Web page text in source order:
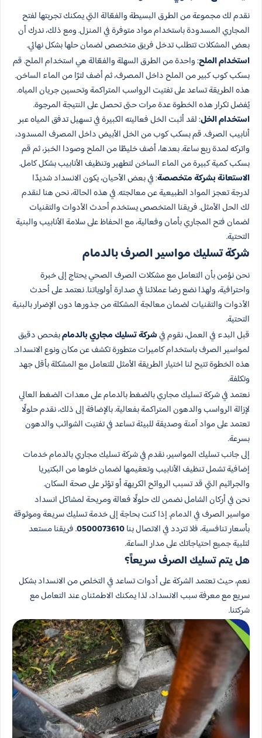
نقدم لك مجموعة من الطرق البسيطة والفعّالة التي يمكنك تجربتها لفتح
المجاري المسدودة باستخدام مواد متوفرة في المنزل. ومع ذلك، ندرك أن
بعض المشكلات تتطلب تدخل فريق متخصص لضمان حلها بشكل نهائي.
استخدام الملح: واحدة من الطرق السهلة والفعّالة هي استخدام الملح. قم
بسكب كوب كبير من الملح داخل المصرف، ثم أضف لترًا من الماء الساخن.
هذه الطريقة تساعد على تفتيت الرواسب المتراكمة وتحسين جريان المياه.
يُفضل تكرار هذه الخطوة عدة مرات حتى تحصل على النتيجة المرجوة.
استخدام الخل: لقد أثبت الخل فعاليته الكبيرة في تسهيل تدفق المياه عبر
أنابيب الصرف. قم بسكب كوب من الخل الأبيض داخل المصرف المسدود،
واتركه لمدة ربع ساعة. بعدها، أضف خليطًا من الملح وصودا الخبز، ثم قم
بسكب كمية كبيرة من الماء الساخن لتطهير وتنظيف الأنابيب بشكل كامل.
الاستعانة بشركة متخصصة: في بعض الأحيان، يكون الانسداد شديدًا
لدرجة تعجز المواد الطبيعية عن معالجته. في هذه الحالة، نحن هنا لنقدم
لك الحل الأمثل. فريقنا المتخصص يستخدم أحدث الأدوات والتقنيات
لضمان فتح المجاري بأمان وفعالية، مع الحفاظ على سلامة الأنابيب والبنية
التحتية.
شركة تسليك مواسير الصرف بالدمام
نحن نؤمن بأن التعامل مع مشكلات الصرف الصحي يحتاج إلى خبرة
واحترافية، ولهذا نضع رضا عملائنا في صدارة أولوياتنا. نعتمد على أحدث
الأدوات والتقنيات لضمان معالجة المشكلة من جذورها دون الإضرار بالبنية
التحتية.
قبل البدء في العمل، نقوم فيشركة تسليك مجاري بالدمامبفحص دقيق
لمواسير الصرف باستخدام كاميرات متطورة تكشف عن مكان ونوع الانسداد.
هذه الخطوة تتيح لنا اختيار الطريقة الأمثل للتعامل مع المشكلة بأقل جهد
وتكلفة.
نعتمد في شركة تسليك مجاري بالضغط بالدمام على معدات الضغط العالي
لإزالة الرواسب والدهون المتراكمة بفعالية. بالإضافة إلى ذلك، نقدم حلولًا
تعتمد على مواد آمنة وصديقة للبيئة تساعد في تفتيت الشوائب والدهون
بسرعة.
إلى جانب تسليك المواسير، نقدم في شركة تسليك مجاري بالدمام خدمات
إضافية تشمل تنظيف الأنابيب وتعقيمها لضمان خلوها من البكتيريا
والجراثيم التي قد تسبب الروائح الكريهة أو تؤثر على صحة السكان.
نحن في أركان الشامل نضمن لك حلولًا فعالة ومريحة لمشاكل انسداد
مواسير الصرف في الدمام. إذا كنت بحاجة إلى خدمة تسليك سريعة وموثوقة
بأسعار تنافسية، فلا تتردد في الاتصال بنا0500073610. فريقنا مستعد
لتلبية جميع احتياجاتك على مدار الساعة.
هل يتم تسليك الصرف سريعاً؟
نعم، حيث تعتمد الشركة على أدوات تساعد في التخلص من الانسداد بشكل
سريع مع معرفة سبب الانسداد، لذا يمكنك الاطمئنان عند التعامل مع
شركتنا.